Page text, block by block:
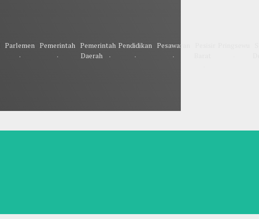
Parlemen Pemerintah Pemerintah
Daerah
Pendidikan Pesawaran